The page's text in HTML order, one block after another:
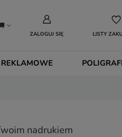
ZALOGUJ SIĘ LISTY
nadrukiem